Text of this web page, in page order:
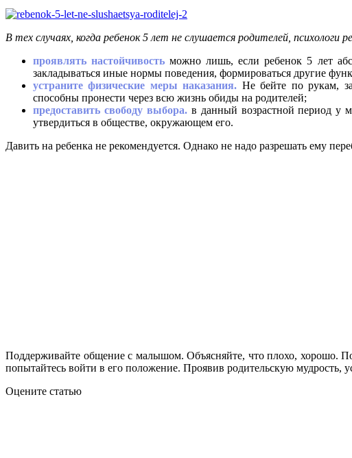
В тех случаях, когда ребенок 5 лет не слушается родителей, психологи
проявлять настойчивость можно лишь, если ребенок 5 лет
закладываться иные нормы поведения, формироваться другие
устраните физические меры наказания. Не бейте по рукам,
способны пронести через всю жизнь обиды на родителей;
предоставить свободу выбора.в данный возрастной период у
утвердиться в обществе, окружающем его.
Давить на ребенка не рекомендуется. Однако не надо разрешать ему
Поддерживайте общение с малышом. Объясняйте, что плохо, хорошо.
попытайтесь войти в его положение. Проявив родительскую
Оцените статью